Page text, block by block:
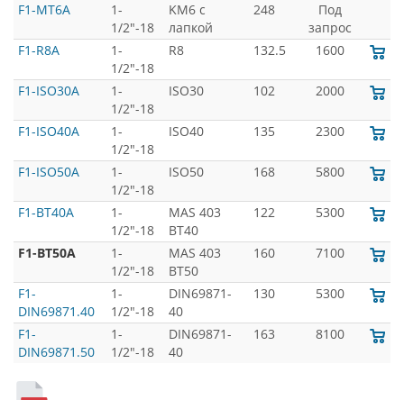
F1-MT6A
1-
1/2"-18
KM6 с
лапкой
248
Под
запрос
F1-R8A
1-
1/2"-18
R8 132.5 1600
F1-ISO30A
1-
1/2"-18
ISO30 102 2000
F1-ISO40A
1-
1/2"-18
ISO40 135 2300
F1-ISO50A
1-
1/2"-18
ISO50 168 5800
F1-BT40A
1-
1/2"-18
MAS 403
BT40
122 5300
F1-BT50A
1-
1/2"-18
MAS 403
BT50
160 7100
F1-
DIN69871.40
1-
1/2"-18
DIN69871-
40
130 5300
F1-
DIN69871.50
1-
1/2"-18
DIN69871-
40
163 8100